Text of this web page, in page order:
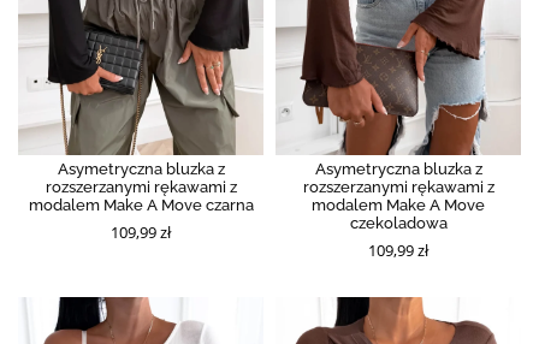
Asymetryczna bluzka z
rozszerzanymi rękawami z
modalem Make A Move czarna
109,99 zł
Asymetryczna bluzka z
rozszerzanymi rękawami z
modalem Make A Move
czekoladowa
109,99 zł